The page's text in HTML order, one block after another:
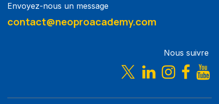
Envoyez-nous un message
contact@neoproacademy.com
Nous suivre